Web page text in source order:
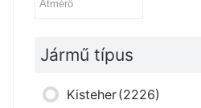
Jármű típus
Kisteher(2226)